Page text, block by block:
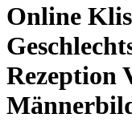
Online
Rezeption